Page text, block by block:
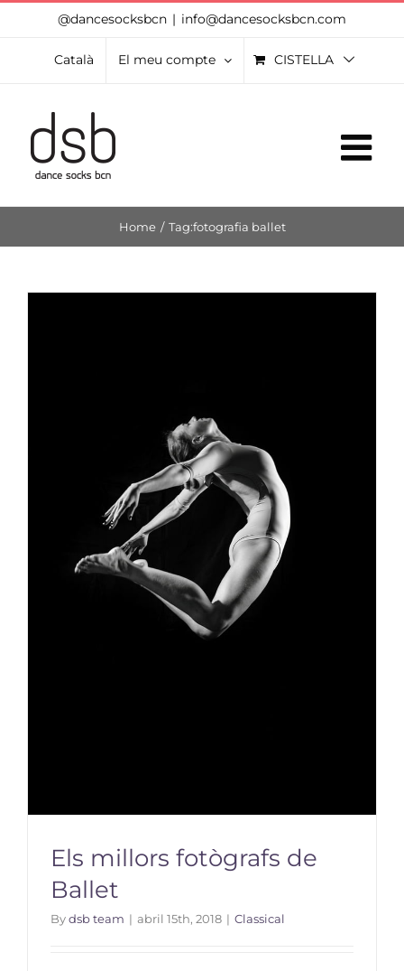
content
@dancesocksbcn | info@dancesocksbcn.com
Català El meu compte CISTELLA
Home / Tag:fotografia ballet
Els millors fotògrafs de
Ballet
Bydsb team | abril 15th, 2018 | Classical